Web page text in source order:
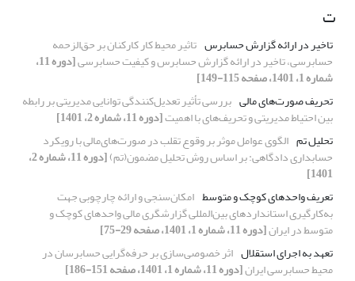
ت
تاخیر در ارائه گزارش حسابرس تاثیر محیط کار کارکنان بر حق‌الزحمه
حسابرسی، تاخیر در ارائه گزارش حسابرس و کیفیت حسابرسی [دوره 11،
شماره 1، 1401، صفحه 115-149]
تحریف صورت‌‌های مالی بررسی تأثیر تعدیل‌کنندگی توانایی مدیریتی بر رابطه
‌‌بین احتیاط مدیریتی و تحریف‌‌های با اهمیت[دوره 11، شماره 2، 1401]
تحلیل تم الگوی عوامل موثر بر وقوع تقلب در صورت‌های‌مالی با رویکرد
حسابداری دادگاهی: بر اساس روش تحلیل مضمون(تم) [دوره 11، شماره 2،
1401]
تعریف واحدهای کوچک و متوسط امکان‌‌سنجی و ارائه‌‌ چارچوبی جهت
به‌کارگیری استانداردهای بین‌‌المللی گزارشگری مالی واحدهای کوچک و
متوسط در ایران[دوره 11، شماره 1، 1401، صفحه 29-75]
تعهد به اجرای استقلال اثر خصوصی‌سازی بر حرفه‌گرایی حسابرسان در
محیط حسابرسی ایران[دوره 11، شماره 1، 1401، صفحه 151-186]